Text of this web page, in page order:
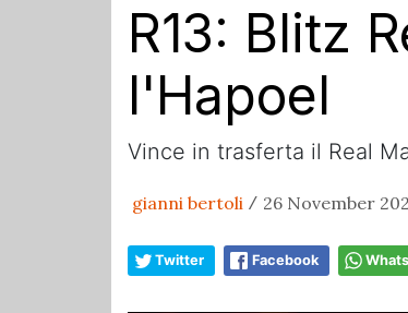
R13: Blitz
l'Hapoel
Vince in trasferta il Real
gianni bertoli / 26 November
Twitter Facebook